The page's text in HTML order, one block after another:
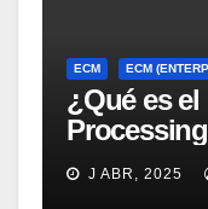
ECM ECM
¿Qué es
J ABR, 2025